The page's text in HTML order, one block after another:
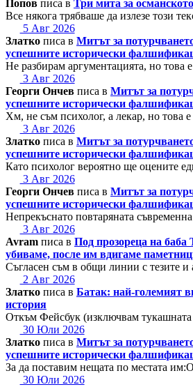
Попов писа в Три мита за
Все някога трябваше да излезе този
5 Авг 2026
Златко писа в Митът за
успешните исторически
Не разбирам аргументацията, но това
3 Авг 2026
Георги Ончев писа в Митът за
успешните исторически
Хм, не съм психолог, а лекар, но това
3 Авг 2026
Златко писа в Митът за
успешните исторически
Като психолог вероятно ще оцените
3 Авг 2026
Георги Ончев писа в Митът за
успешните исторически
Непрекъснато повтаряната
3 Авг 2026
Avram писа в Под прозореца на
убиваме, после им вдигаме
Съгласен съм в общи линии с тезите и
2 Авг 2026
Златко писа в Батак: най-големият
история
Откъм Фейсбук (изключвам тукашната
30 Юли 2026
Златко писа в Митът за
успешните исторически
За да поставим нещата по местата
30 Юли 2026